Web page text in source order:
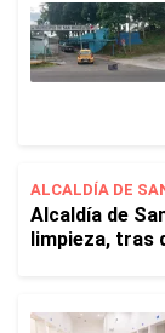
ALCALDÍA DE
Alcaldía de
limpieza, tras